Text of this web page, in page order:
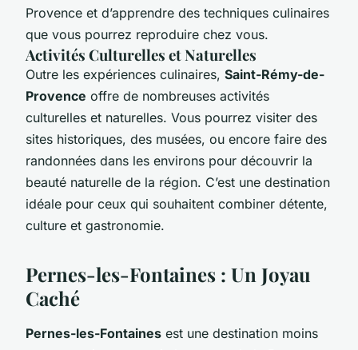
Provence et d’apprendre des techniques culinaires
que vous pourrez reproduire chez vous.
Activités Culturelles et Naturelles
Outre les expériences culinaires, Saint-Rémy-de-
Provence offre de nombreuses activités
culturelles et naturelles. Vous pourrez visiter des
sites historiques, des musées, ou encore faire des
randonnées dans les environs pour découvrir la
beauté naturelle de la région. C’est une destination
idéale pour ceux qui souhaitent combiner détente,
culture et gastronomie.
Pernes-les-Fontaines : Un Joyau
Caché
Pernes-les-Fontaines est une destination moins